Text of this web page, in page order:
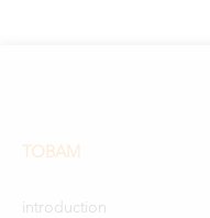
TOBAM
introduction